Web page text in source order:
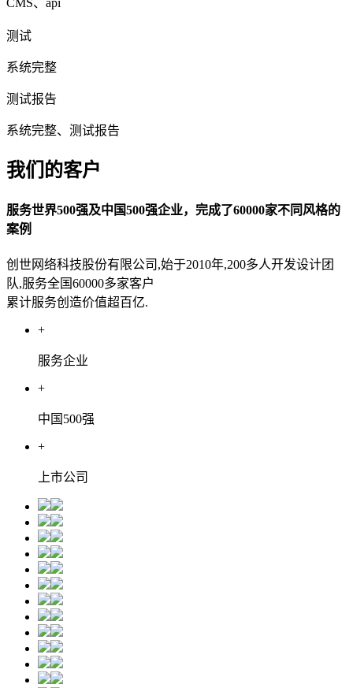
CMS、api
测试
系统完整
测试报告
系统完整、测试报告
我们的客户
服务世界500强及中国500强企业，完成了60000家不同风格的
案例
创世网络科技股份有限公司,始于2010年,200多人开发设计团
队,服务全国60000多家客户
累计服务创造价值超百亿.
+
服务企业
+
中国500强
+
上市公司